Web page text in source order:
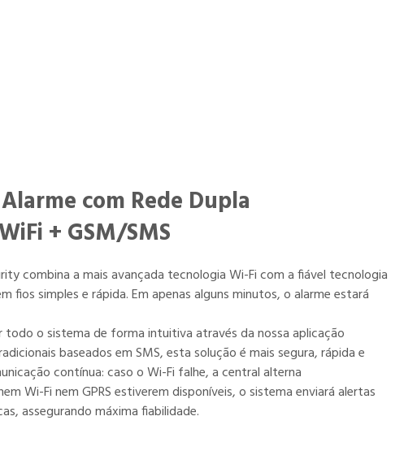
com Rede Dupla
+ GSM/SMS
combina a mais avançada tecnologia Wi-Fi com a fiável tecnologia
fios simples e rápida. Em apenas alguns minutos, o alarme estará
o sistema de forma intuitiva através da nossa aplicação
baseados em SMS, esta solução é mais segura, rápida e
contínua: caso o Wi-Fi falhe, a central alterna
Wi-Fi nem GPRS estiverem disponíveis, o sistema enviará alertas
assegurando máxima fiabilidade.